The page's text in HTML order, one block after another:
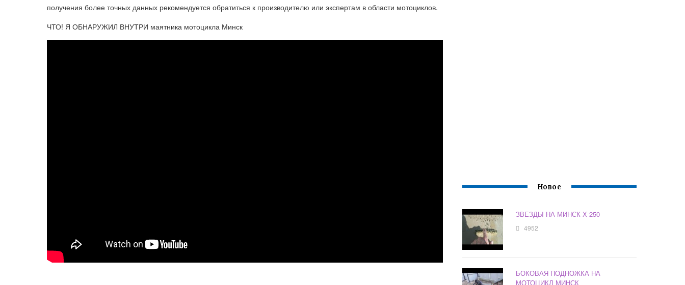
получения более точных данных рекомендуется обратиться к производителю или экспертам в области мотоциклов.
ЧТО! Я ОБНАРУЖИЛ ВНУТРИ маятника мотоцикла Минск
Новое
ЗВЕЗДЫ НА МИНСК Х 250
4952
БОКОВАЯ ПОДНОЖКА НА
МОТОЦИКЛ МИНСК